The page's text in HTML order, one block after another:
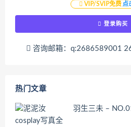
VIP/SVIP免费 点
登录购买
咨询邮箱：q:2686589001
热门文章
羽生三未 –